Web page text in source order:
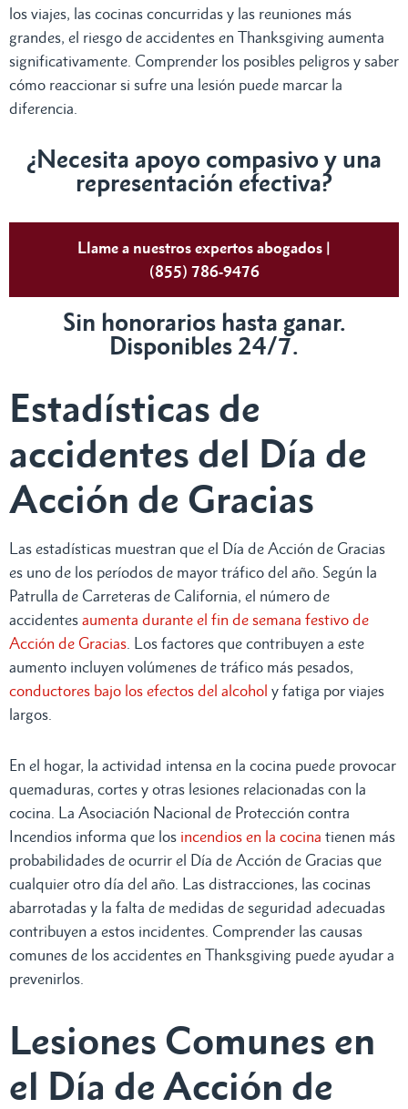
los viajes, las cocinas concurridas y las reuniones más
grandes, el riesgo de accidentes en Thanksgiving aumenta
significativamente. Comprender los posibles peligros y saber
cómo reaccionar si sufre una lesión puede marcar la
diferencia.
¿Necesita apoyo compasivo y una
representación efectiva?
Llame a nuestros expertos abogados |
(855) 786-9476
Sin honorarios hasta ganar.
Disponibles 24/7.
Estadísticas de
accidentes del Día de
Acción de Gracias
Las estadísticas muestran que el Día de Acción de Gracias
es uno de los períodos de mayor tráfico del año. Según la
Patrulla de Carreteras de California, el número de
accidentes aumenta durante el fin de semana festivo de
Acción de Gracias . Los factores que contribuyen a este
aumento incluyen volúmenes de tráfico más pesados,
conductores bajo los efectos del alcohol y fatiga por viajes
largos.
En el hogar, la actividad intensa en la cocina puede provocar
quemaduras, cortes y otras lesiones relacionadas con la
cocina. La Asociación Nacional de Protección contra
Incendios informa que los incendios en la cocina tienen más
probabilidades de ocurrir el Día de Acción de Gracias que
cualquier otro día del año. Las distracciones, las cocinas
abarrotadas y la falta de medidas de seguridad adecuadas
contribuyen a estos incidentes. Comprender las causas
comunes de los accidentes en Thanksgiving puede ayudar a
prevenirlos.
Lesiones Comunes en
el Día de Acción de